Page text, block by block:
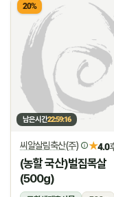
20%
남은시간22:59:15
씨알살림축산(주) ★4.0
(농할 국산)벌집목살
(500g)